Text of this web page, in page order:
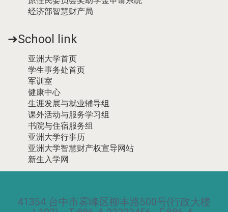
经济部智慧财产局
➜School link
亚洲大学首页
学生事务处首页
军训室
健康中心
生涯发展与就业辅导组
课外活动与服务学习组
书院与住宿服务组
亚洲大学行事历
亚洲大学智慧财产权宣导网站
新生入学网
41354 台中市雾峰区柳丰路500号(行政大楼